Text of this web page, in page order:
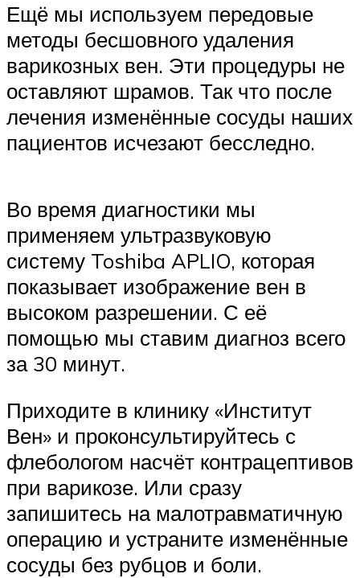
Ещё мы используем передовые
методы бесшовного удаления
варикозных вен. Эти процедуры не
оставляют шрамов. Так что после
лечения изменённые сосуды наших
пациентов исчезают бесследно.
Во время диагностики мы
применяем ультразвуковую
систему Toshiba APLIO, которая
показывает изображение вен в
высоком разрешении. С её
помощью мы ставим диагноз всего
за 30 минут.
Приходите в клинику «Институт
Вен» и проконсультируйтесь с
флебологом насчёт контрацептивов
при варикозе. Или сразу
запишитесь на малотравматичную
операцию и устраните изменённые
сосуды без рубцов и боли.